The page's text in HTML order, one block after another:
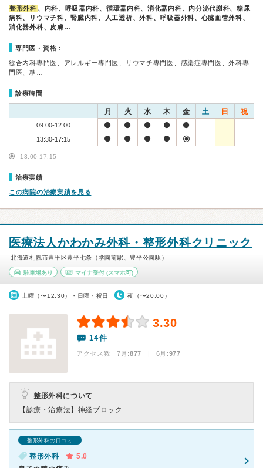
整形外科 、内科、呼吸器内科、循環器内科、消化器内科、内分泌代謝科、糖尿
病科、リウマチ科、腎臓内科、人工透析、外科、呼吸器外科、心臓血管外科、
消化器外科、皮膚…
専門医・資格：
総合内科専門医、アレルギー専門医、リウマチ専門医、感染症専門医、外科専
門医、糖…
診療時間
月 火 水 木 金 土 日 祝
09:00-12:00
13:30-17:15
13:00-17:15
治療実績
この病院の治療実績を見る
医療法人かわかみ外科・整形外科クリニック
北海道札幌市豊平区豊平七条（学園前駅、豊平公園駅）
駐車場あり マイナ受付(スマホ可)
土曜（〜12:30）・日曜・祝日 夜（〜20:00）
3.30
14件
アクセス数 7月:877 | 6月:977
整形外科について
【診療・治療法】 神経ブロック
整形外科の口コミ
整形外科
5.0